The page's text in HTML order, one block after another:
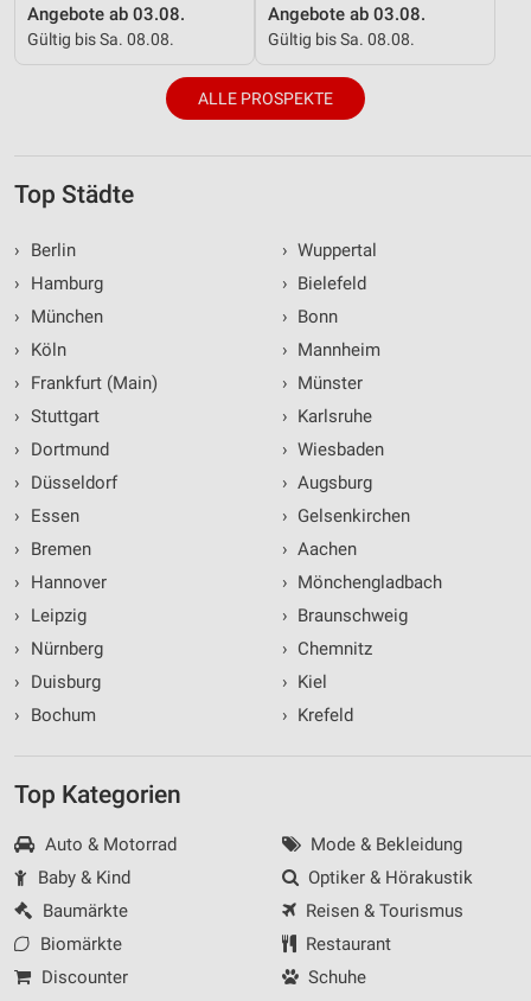
Angebote ab 03.08.
Gültig bis Sa. 08.08.
Angebote ab 03.08.
Gültig bis Sa. 08.08.
ALLE PROSPEKTE
Top Städte
›
Berlin
›
Hamburg
›
München
›
Köln
›
Frankfurt (Main)
› Stuttgart
›
Dortmund
›
Düsseldorf
›
Essen
›
Bremen
›
Hannover
›
Leipzig
›
Nürnberg
›
Duisburg
›
Bochum
› Wuppertal
› Bielefeld
› Bonn
› Mannheim
› Münster
› Karlsruhe
› Wiesbaden
› Augsburg
› Gelsenkirchen
› Aachen
› Mönchengladbach
› Braunschweig
› Chemnitz
› Kiel
› Krefeld
Top Kategorien
Auto & Motorrad
Baby & Kind
Baumärkte
Biomärkte
Discounter
Mode & Bekleidung
Optiker & Hörakustik
Reisen & Tourismus
Restaurant
Schuhe